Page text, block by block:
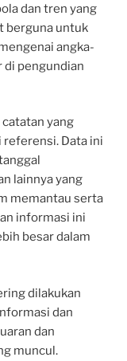
dan tren yang
berguna untuk
angka-
di pengundian
yang
referensi. Data ini
lainnya yang
memantau serta
informasi ini
besar dalam
dilakukan
dan
dan
muncul.